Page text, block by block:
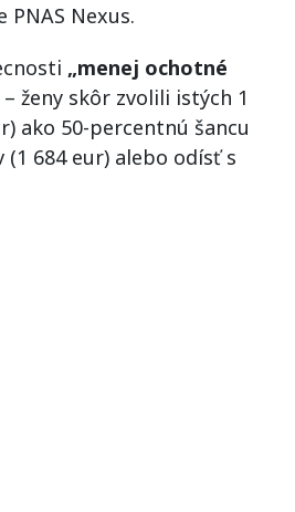
PNAS Nexus.
„menej ochotné
ženy skôr zvolili istých 1
ako 50-percentnú šancu
(1 684 eur) alebo odísť s